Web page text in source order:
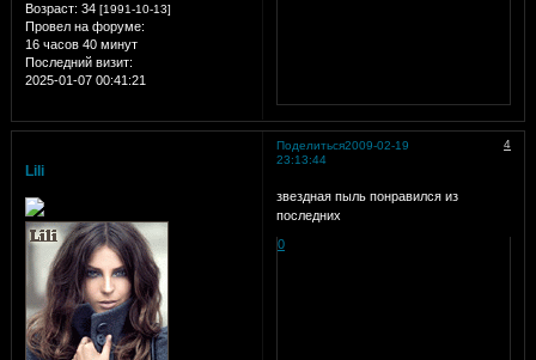
Возраст: 34 [1991-10-13]
Провел на форуме:
16 часов 40 минут
Последний визит:
2025-01-07 00:41:21
Поделиться 4
2009-02-19
23:13:44
Lili
звездная пыль понравился из
последних
0